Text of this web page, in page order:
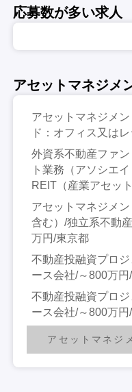
応募数が多い求人
アセットマネジメ
アセットマネジメ
ド：オフィス又は
外資系不動産ファ
ト業務（アソシエ
REIT（産業アセッ
アセットマネジメ
含む）/独立系不動
万円/東京都
不動産投融資プロ
ース会社/～800万円
不動産投融資プロ
ース会社/～800万円
アセットマネジ